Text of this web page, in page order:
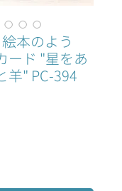
本のよう
ード "星をあ
羊" PC-394